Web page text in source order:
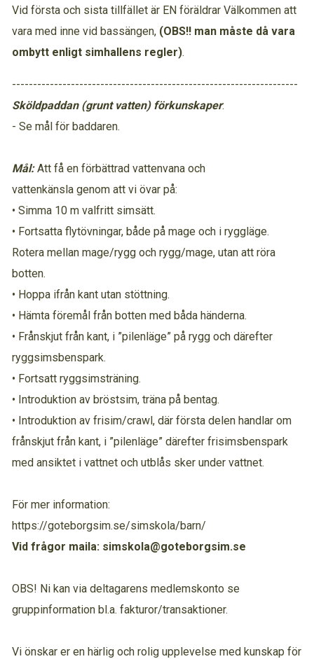
Vid första och sista tillfället är EN föräldrar Välkommen att
vara med inne vid bassängen, (OBS!! man måste då vara
ombytt enligt simhallens regler).
--------------------------------------------------------------------
Sköldpaddan (grunt vatten) förkunskaper:
- Se mål för baddaren.
Mål:Att få en förbättrad vattenvana och
vattenkänsla genom att vi övar på:
• Simma 10 m valfritt simsätt.
• Fortsatta flytövningar, både på mage och i ryggläge.
Rotera mellan mage/rygg och rygg/mage, utan att röra
botten.
• Hoppa ifrån kant utan stöttning.
• Hämta föremål från botten med båda händerna.
• Frånskjut från kant, i ”pilenläge” på rygg och därefter
ryggsimsbenspark.
• Fortsatt ryggsimsträning.
• Introduktion av bröstsim, träna på bentag.
• Introduktion av frisim/crawl, där första delen handlar om
frånskjut från kant, i ”pilenläge” därefter frisimsbenspark
med ansiktet i vattnet och utblås sker under vattnet.
För mer information:
https://goteborgsim.se/simskola/barn/
Vid frågor maila: simskola@goteborgsim.se
OBS! Ni kan via deltagarens medlemskonto se
gruppinformation bl.a. fakturor/transaktioner.
Vi önskar er en härlig och rolig upplevelse med kunskap för